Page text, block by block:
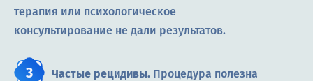
терапия или психологическое
консультирование не дали результатов.
Частые рецидивы. Процедура полезна